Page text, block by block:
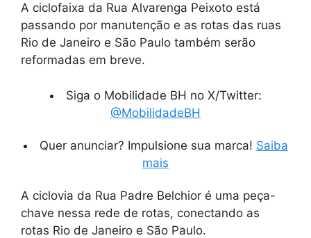
A ciclofaixa da Rua Alvarenga Peixoto está
passando por manutenção e as rotas das ruas
Rio de Janeiro e São Paulo também serão
reformadas em breve.
Siga o Mobilidade BH no X/Twitter:
@MobilidadeBH
Quer anunciar? Impulsione sua marca! Saiba
mais
A ciclovia da Rua Padre Belchior é uma peça-
chave nessa rede de rotas, conectando as
rotas Rio de Janeiro e São Paulo.